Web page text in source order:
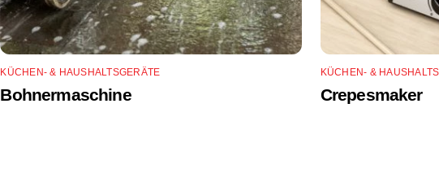
KÜCHEN- & HAUSHALTSGERÄTE
Bohnermaschine
KÜCHEN- &
Crepesmaker